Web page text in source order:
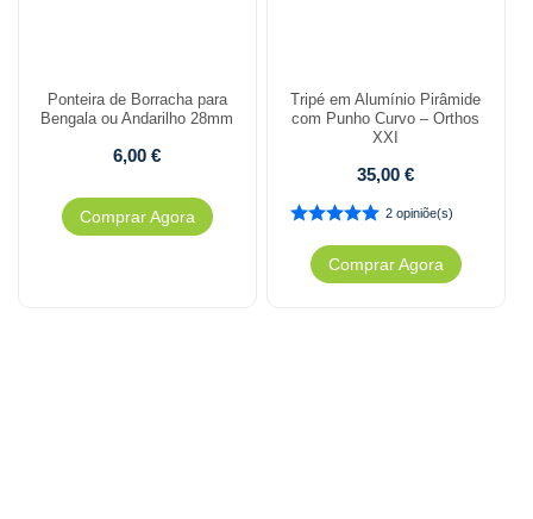
Ponteira de Borracha para
Bengala ou Andarilho 28mm
6,00€
Comprar Agora
Tripé em Alumínio Pirâmide
com Punho Curvo – Orthos
XXI
35,00€
2 opiniõe(s)
Comprar Agora